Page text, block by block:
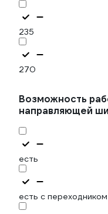
235
270
Возможность
направляющей
есть
есть с переходником